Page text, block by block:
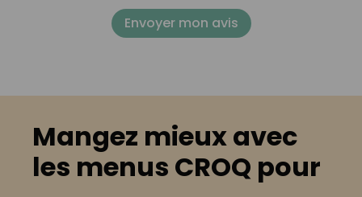
Envoyer mon avis
Mangez mieux avec
les menus CROQ pour